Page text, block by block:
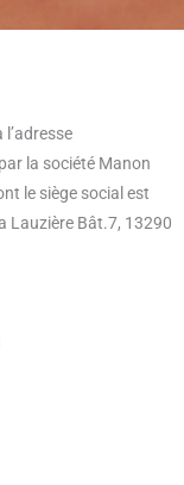
la société Manon
le siège social est
Lauzière Bât.7, 13290